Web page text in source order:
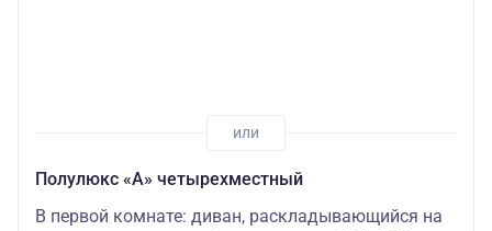
Полулюкс «А» четырехместный
В первой комнате: диван, раскладывающийся на